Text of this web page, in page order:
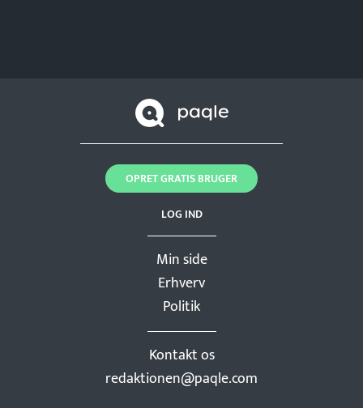
Min side
Erhverv
Politik
Kontakt os
redaktionen@paqle.com
LOG IND
OPRET GRATIS BRUGER